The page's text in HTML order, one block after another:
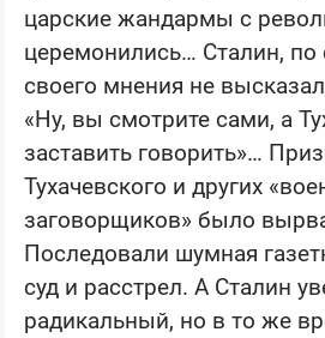
царские жандармы с
церемонились… Сталин,
своего мнения не
«Ну, вы смотрите сами, а
заставить говорить»…
Тухачевского и других
заговорщиков» было
Последовали шумная
суд и расстрел. А Сталин
радикальный, но в то же